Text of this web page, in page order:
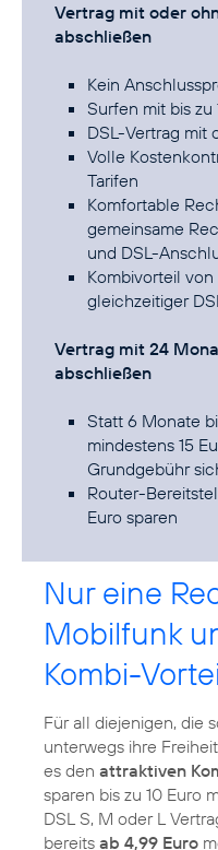
Vertrag mit oder
abschließen
Kein
Surfen mit bis
DSL-Vertrag mit
Volle
Tarifen
Komfortable
gemeinsame
und DSL-
Kombivorteil
gleichzeitiger
Vertrag mit 24
abschließen
Statt 6 Monate
mindestens 15
Grundgebühr
Router-
Euro sparen
Nur eine
Mobilfunk
Kombi-
Für all diejenigen, die
unterwegs ihre
es den attraktiven
sparen bis zu 10 Euro
DSL S, M oder L
bereits ab 4,99 Euro